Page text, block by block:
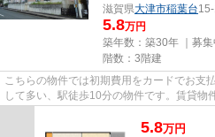
滋賀県大津市稲葉台
5.8万円
築年数：築30年 ｜募集
階数：3階建
こちらの物件では初期費用をカードでお支
して多い、駅徒歩10分の物件です。賃貸物
5.8万円